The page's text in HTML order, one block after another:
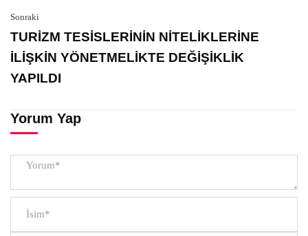
Sonraki
TURİZM TESİSLERİNİN NİTELİKLERİNE
İLİŞKİN YÖNETMELİKTE DEĞİŞİKLİK
YAPILDI
Yorum Yap